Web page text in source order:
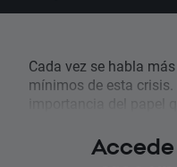
Cada vez se habla
mínimos de esta
importancia del papel
Accede